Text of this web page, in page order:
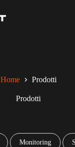
Home Prodotti
Prodotti
Monitoring